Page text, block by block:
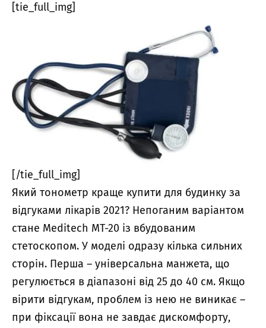
[tie_full_img]
[/tie_full_img]
Який тонометр краще купити для будинку за
відгуками лікарів 2021? Непоганим варіантом
стане Meditech MT-20 із вбудованим
стетоскопом. У моделі одразу кілька сильних
сторін. Перша – універсальна манжета, що
регулюється в діапазоні від 25 до 40 см. Якщо
вірити відгукам, проблем із нею не виникає –
при фіксації вона не завдає дискомфорту,